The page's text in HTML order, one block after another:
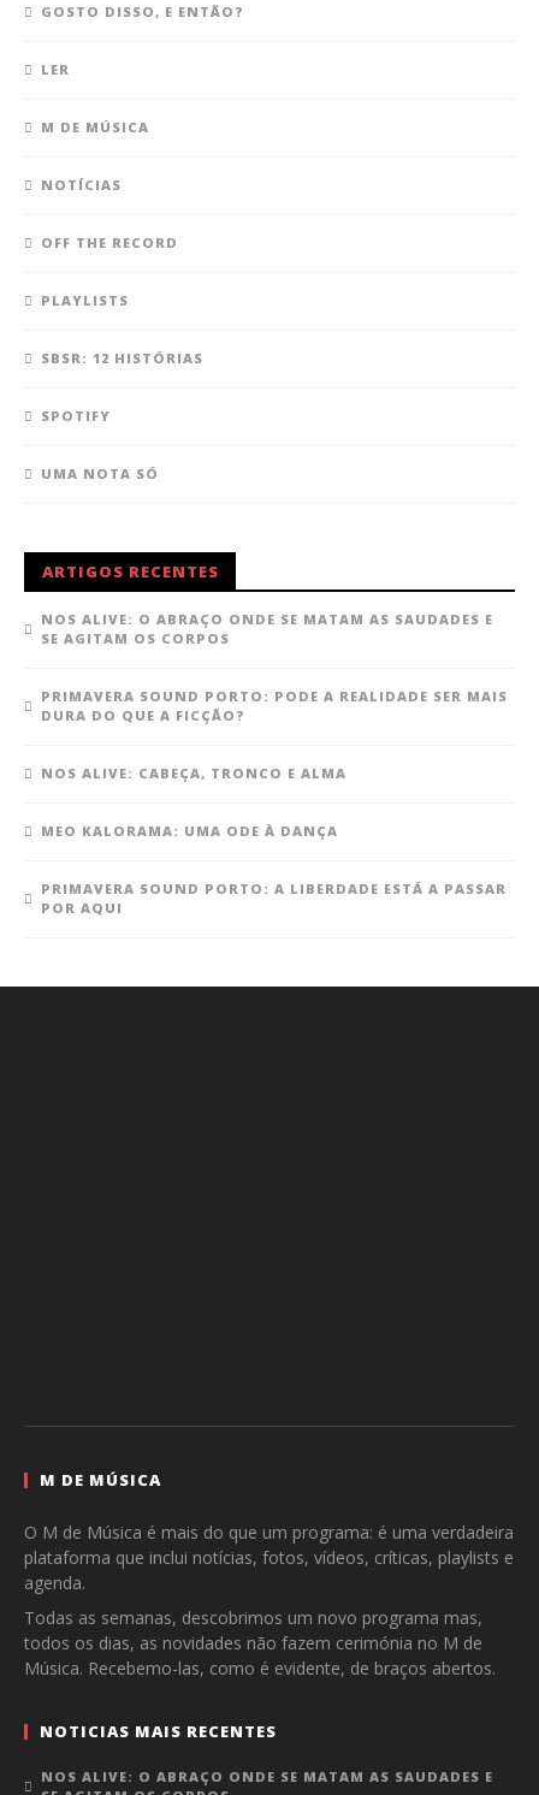
GOSTO DISSO, E ENTÃO?
LER
M DE MÚSICA
NOTÍCIAS
OFF THE RECORD
PLAYLISTS
SBSR: 12 HISTÓRIAS
SPOTIFY
UMA NOTA SÓ
ARTIGOS RECENTES
NOS ALIVE: O ABRAÇO ONDE SE MATAM AS SAUDADES E
SE AGITAM OS CORPOS
PRIMAVERA SOUND PORTO: PODE A REALIDADE SER MAIS
DURA DO QUE A FICÇÃO?
NOS ALIVE: CABEÇA, TRONCO E ALMA
MEO KALORAMA: UMA ODE À DANÇA
PRIMAVERA SOUND PORTO: A LIBERDADE ESTÁ A PASSAR
POR AQUI
M DE MÚSICA
O M de Música é mais do que um programa: é uma verdadeira
plataforma que inclui notícias, fotos, vídeos, críticas, playlists e
agenda.
Todas as semanas, descobrimos um novo programa mas,
todos os dias, as novidades não fazem cerimónia no M de
Música. Recebemo-las, como é evidente, de braços abertos.
NOTICIAS MAIS RECENTES
NOS ALIVE: O ABRAÇO ONDE SE MATAM AS SAUDADES E